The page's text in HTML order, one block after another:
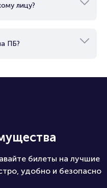
лицу?
ПБ?
билеты на лучшие
удобно и безопасно